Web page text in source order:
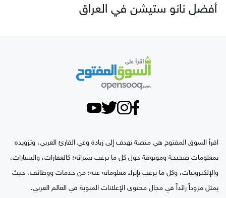
أفضل نانو ستيشن في العراق
اقرأ السوق المفتوح هي منصة تهدف إلى زيادة وعي القارئ العربي، وتزويده
بمعلومات صحيحة وموثوقة حول كل ما يرغب بشرائه؛ كالعقارات، والسيارات،
والإلكترونيات، وكل ما يرغب بإثراء معلوماته عنه؛ من خدمات ووظائف، حيث
يمثل مزوداً رائداً في مجال محتوى الإعلانات المبوبة في العالم العربي.